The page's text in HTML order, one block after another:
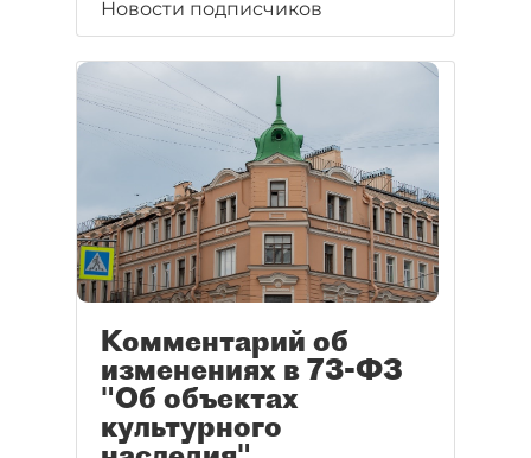
Новости подписчиков
Комментарий об
изменениях в 73-ФЗ
"Об объектах
культурного